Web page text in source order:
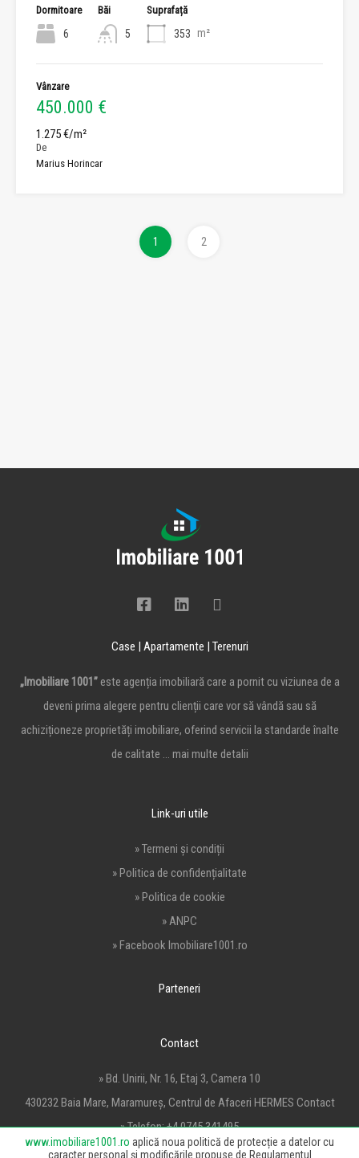
Dormitoare
6
Băi
5
Suprafață
353 m²
Vânzare
450.000 €
1.275 €/m²
De
Marius Horincar
1 2
Case | Apartamente | Terenuri
„Imobiliare 1001”este agenția imobiliară care a pornit cu viziunea de a
deveni prima alegere pentru clienții care vor să vândă sau să
achiziționeze proprietăți imobiliare, oferind servicii la standarde înalte
de calitate … mai multe detalii
Link-uri utile
» Termeni și condiții
» Politica de confidențialitate
» Politica de cookie
» ANPC
» Facebook Imobiliare1001.ro
Parteneri
Contact
» Bd. Unirii, Nr. 16, Etaj 3, Camera 10
430232 Baia Mare, Maramureș, Centrul de Afaceri HERMES Contact
» Telefon:+4 0745 341495
» Email:office@imobiliare1001.ro
www.imobiliare1001.ro aplică noua politică de protecție a datelor cu
caracter personal și modificările propuse de Regulamentul